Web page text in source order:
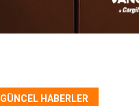
GÜNCEL HABERLER
Syma’dan Ege esintili